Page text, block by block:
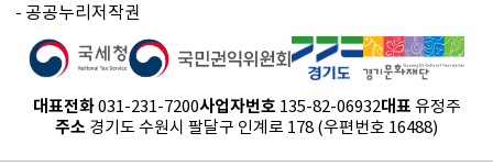
대표전화 031-231-7200사업자번호 135-82-06932대표 유정주
주소 경기도 수원시 팔달구 인계로 178 (우편번호 16488)
공공누리저작권